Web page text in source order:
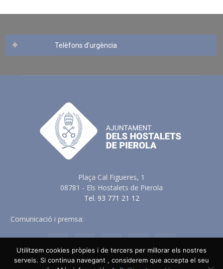
Telèfons d’urgència
Plaça Cal Figueres, 1
08781 - Els Hostalets de Pierola
Tel. 93 771 21 12
Comunicació i premsa:
Utilitzem cookies pròpies i de tercers per millorar els nostres
serveis. Si continua navegant , considerem que accepta el seu